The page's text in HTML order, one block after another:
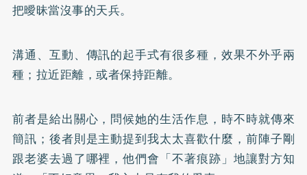
把曖昧當沒事的天兵。
溝通、互動、傳訊的起手式有很多種，效果不外乎兩
種；拉近距離，或者保持距離。
前者是給出關心，問候她的生活作息，時不時就傳來
簡訊；後者則是主動提到我太太喜歡什麼，前陣子剛
跟老婆去過了哪裡，他們會「不著痕跡」地讓對方知